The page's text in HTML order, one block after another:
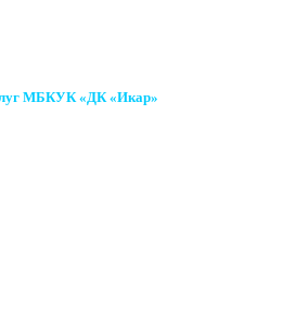
МБКУК «ДК «Икар»